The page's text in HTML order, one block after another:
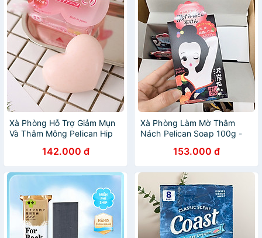
Xà Phòng Hỗ Trợ Giảm Mụn
Và Thâm Mông Pelican Hip
142.000 đ
Xà Phòng Làm Mờ Thâm
Nách Pelican Soap 100g -
153.000 đ